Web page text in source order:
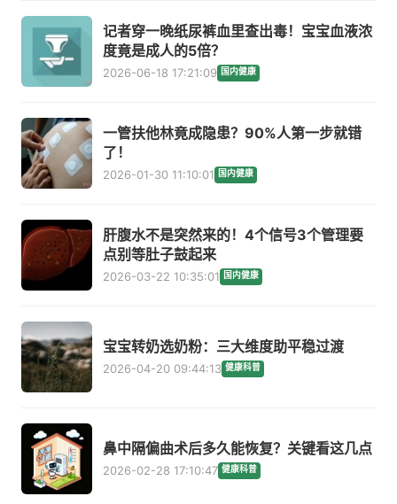
记者穿一晚纸尿裤血里查出毒！宝宝血液浓
度竟是成人的5倍？
2026-06-18 17:21:09 国内健康
一管扶他林竟成隐患？90%人第一步就错
了！
2026-01-30 11:10:01 国内健康
肝腹水不是突然来的！4个信号3个管理要
点别等肚子鼓起来
2026-03-22 10:35:01 国内健康
宝宝转奶选奶粉：三大维度助平稳过渡
2026-04-20 09:44:13 健康科普
鼻中隔偏曲术后多久能恢复？关键看这几点
2026-02-28 17:10:47 健康科普